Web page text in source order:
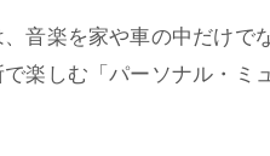
音楽を家や車の中だけで
楽しむ「パーソナル・ミ